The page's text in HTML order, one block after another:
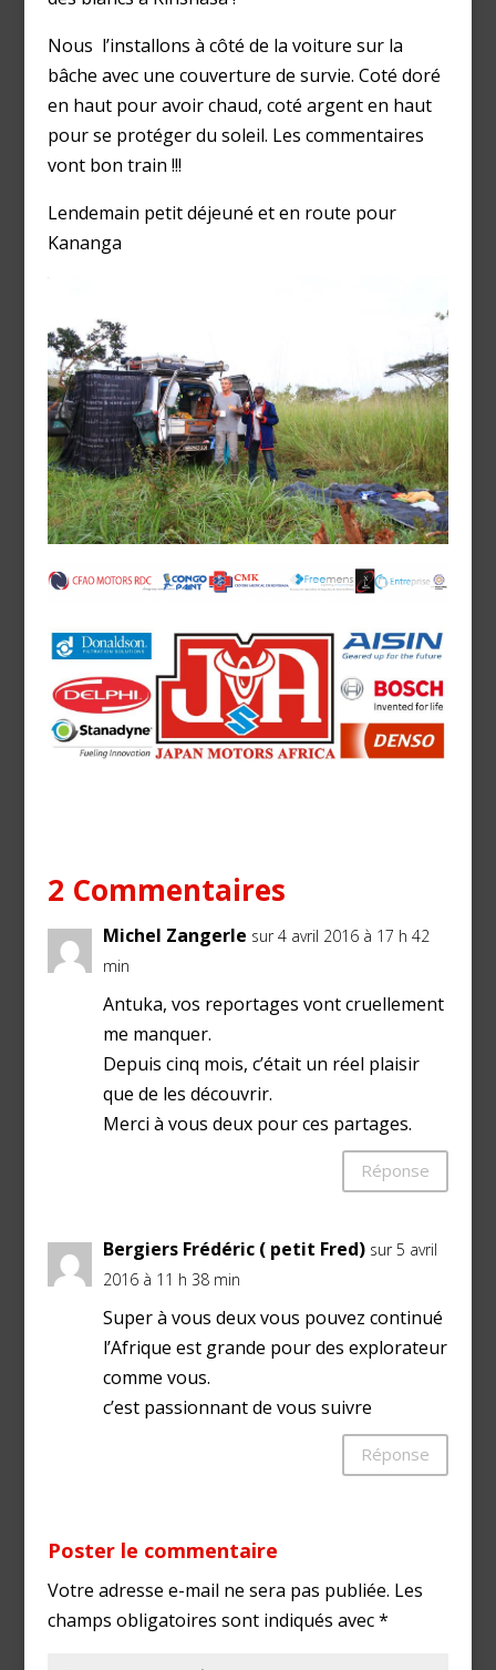
Nous l’installons à côté de la voiture sur la
bâche avec une couverture de survie. Coté doré
en haut pour avoir chaud, coté argent en haut
pour se protéger du soleil. Les commentaires
vont bon train !!!
Lendemain petit déjeuné et en route pour
Kananga
2 Commentaires
Michel Zangerle sur 4 avril 2016 à 17 h 42
min
Antuka, vos reportages vont cruellement
me manquer.
Depuis cinq mois, c’était un réel plaisir
que de les découvrir.
Merci à vous deux pour ces partages.
Réponse
Bergiers Frédéric ( petit Fred) sur 5 avril
2016 à 11 h 38 min
Super à vous deux vous pouvez continué
l’Afrique est grande pour des explorateur
comme vous.
c’est passionnant de vous suivre
Réponse
Poster le commentaire
Votre adresse e-mail ne sera pas publiée. Les
champs obligatoires sont indiqués avec*